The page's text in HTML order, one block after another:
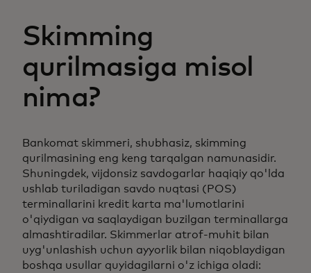
Skimming
qurilmasiga misol
nima?
Bankomat skimmeri, shubhasiz, skimming
qurilmasining eng keng tarqalgan namunasidir.
Shuningdek, vijdonsiz savdogarlar haqiqiy qo'lda
ushlab turiladigan savdo nuqtasi (POS)
terminallarini kredit karta ma'lumotlarini
o'qiydigan va saqlaydigan buzilgan terminallarga
almashtiradilar. Skimmerlar atrof-muhit bilan
uyg'unlashish uchun ayyorlik bilan niqoblaydigan
boshqa usullar quyidagilarni o'z ichiga oladi: